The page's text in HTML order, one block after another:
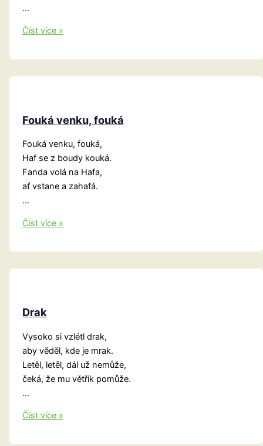
…
Hvězda
Číst více »
Fouká venku, fouká
Fouká venku, fouká,
Haf se z boudy kouká.
Fanda volá na Hafa,
ať vstane a zahafá.
…
Fouká
fouká
Číst více »
Drak
Vysoko si vzlétl drak,
aby věděl, kde je mrak.
Letěl, letěl, dál už nemůže,
čeká, že mu větřík pomůže.
…
Drak
Číst více »